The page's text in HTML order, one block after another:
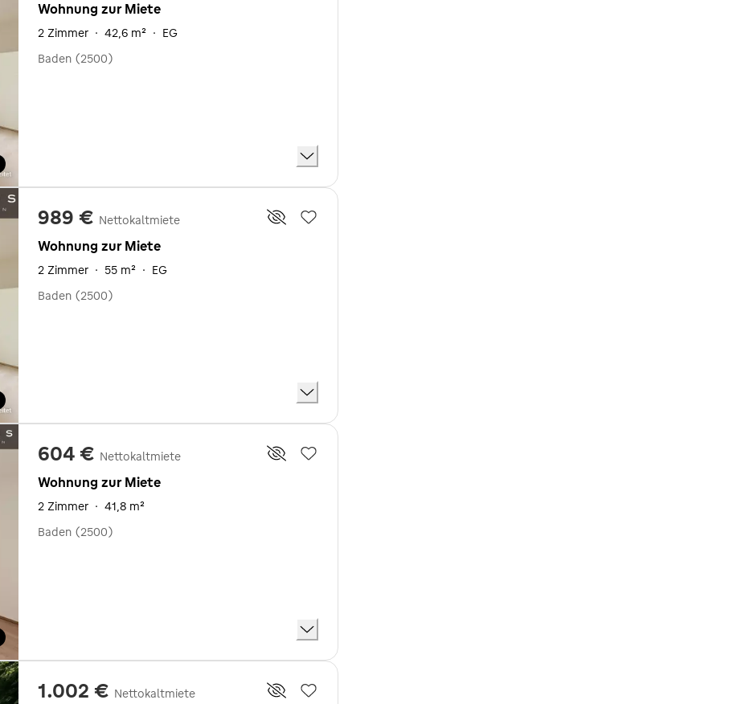
Wohnung zur Miete
2 Zimmer · 42,6 m² · EG
Baden (2500)
989 € Nettokaltmiete
Wohnung zur Miete
2 Zimmer · 55 m² · EG
Baden (2500)
604 € Nettokaltmiete
Wohnung zur Miete
2 Zimmer · 41,8 m²
Baden (2500)
1.002 € Nettokaltmiete